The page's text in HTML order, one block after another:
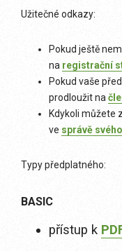
Užitečné odkazy:
Pokud ještě
na registrační
Pokud vaše
prodloužit na
Kdykoli můžete
ve správě
Typy předplatného:
BASIC
přístup k